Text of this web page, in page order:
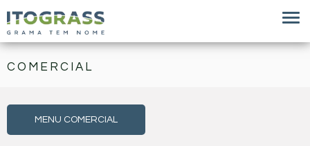
COMERCIAL
MENU COMERCIAL